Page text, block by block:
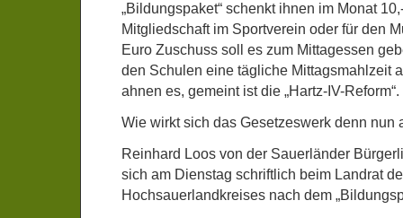
„Bildungspaket“ schenkt ihnen im Monat
Mitgliedschaft im Sportverein oder für den
Euro Zuschuss soll es zum Mittagessen
den Schulen eine tägliche Mittagsmahlzeit
ahnen es, gemeint ist die „Hartz-IV-Reform“.
Wie wirkt sich das Gesetzeswerk denn nun
Reinhard Loos von der Sauerländer
sich am Dienstag schriftlich beim Landrat
Hochsauerlandkreises nach dem